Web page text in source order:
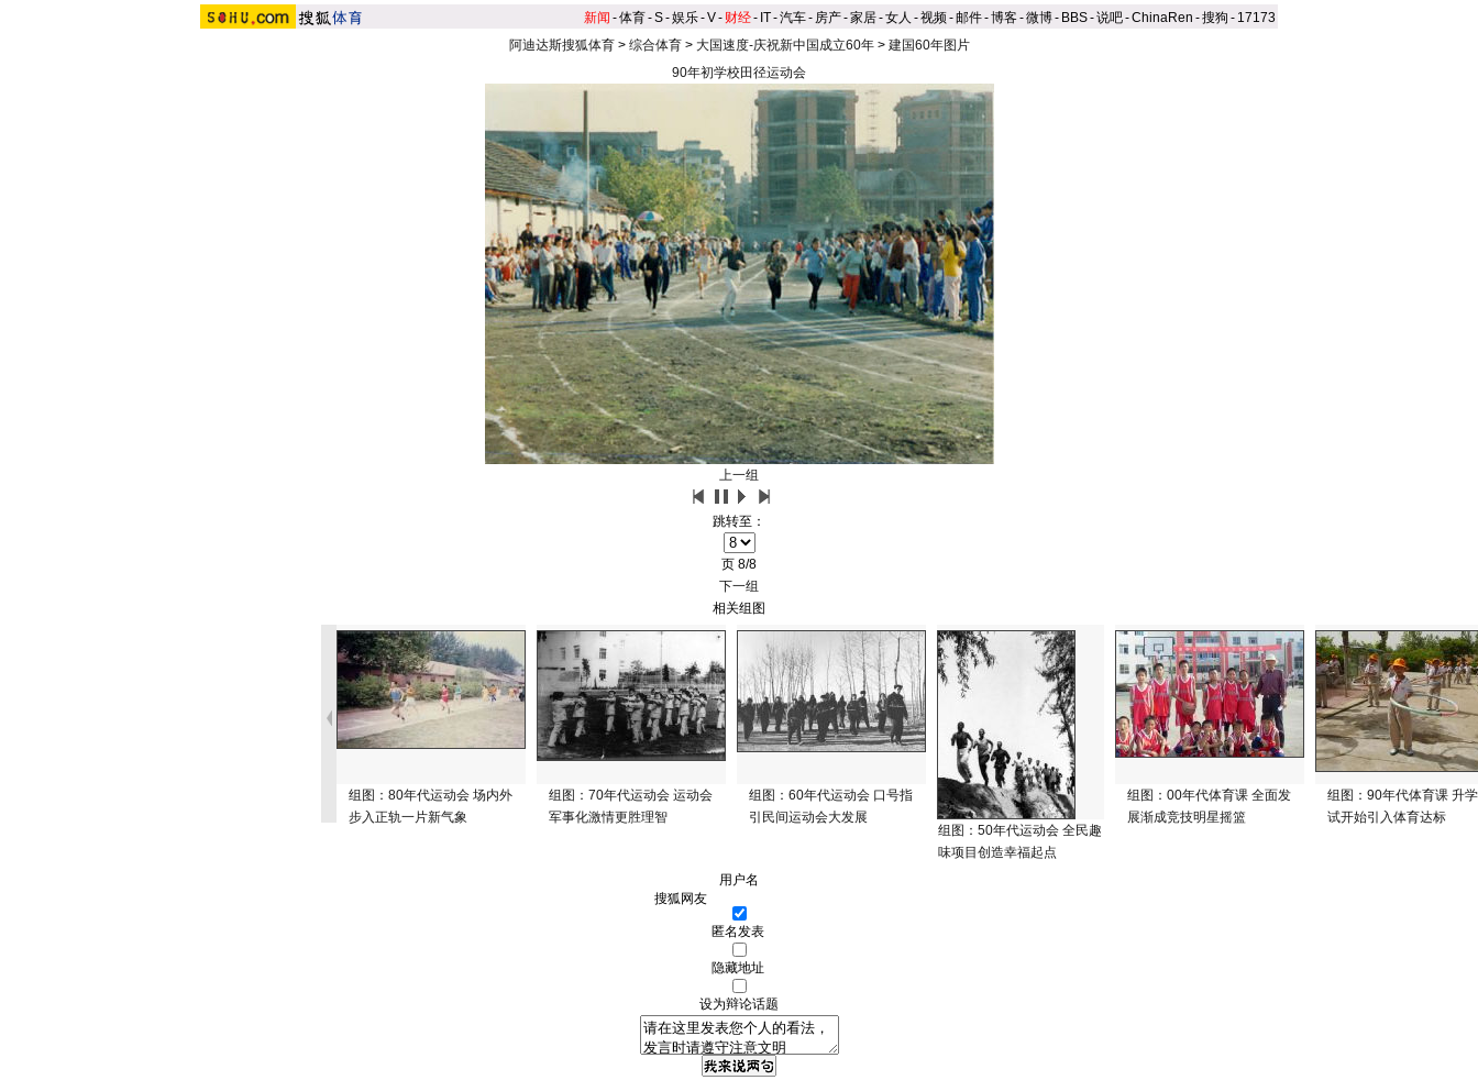
新闻 -体育-S-娱乐-V- 财经- IT-汽车- 房产-家居-女人 -视频-邮件-博客-微博- BBS-说吧-ChinaRen -搜狗 - 17173
阿迪达斯搜狐体育> 综合体育> 大国速度-庆祝新中国成立60年> 建国60年图片
90年初学校田径运动会
上一组
跳转至：
页 8/8
下一组
相关组图
组图：80年代运动会 场内外
步入正轨一片新气象
组图：70年代运动会 运动会
军事化激情更胜理智
组图：60年代运动会 口号指
引民间运动会大发展
组图：50年代运动会 全民趣
味项目创造幸福起点
组图：00年代体育课 全面发
展渐成竞技明星摇篮
组图：90年代体育课 升
试开始引入体育达标
用户名
匿名发表
隐藏地址
设为辩论话题